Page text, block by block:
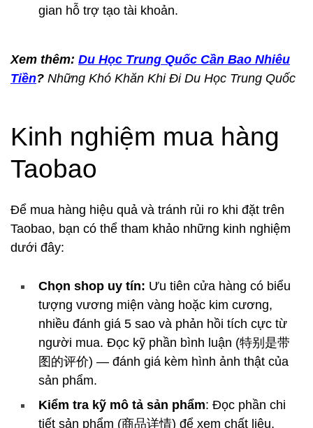
gian hỗ trợ tạo tài khoản.
Xem thêm: Du Học Trung Quốc Cần Bao Nhiêu
Tiền? Những Khó Khăn Khi Đi Du Học Trung Quốc
Kinh nghiệm mua hàng
Taobao
Để mua hàng hiệu quả và tránh rủi ro khi đặt trên
Taobao, bạn có thể tham khảo những kinh nghiệm
dưới đây:
Chọn shop uy tín: Ưu tiên cửa hàng có biểu
tượng vương miện vàng hoặc kim cương,
nhiều đánh giá 5 sao và phản hồi tích cực từ
người mua. Đọc kỹ phần bình luận (特别是带
图的评价) — đánh giá kèm hình ảnh thật của
sản phẩm.
Kiểm tra kỹ mô tả sản phẩm: Đọc phần chi
tiết sản phẩm (商品详情) để xem chất liệu,